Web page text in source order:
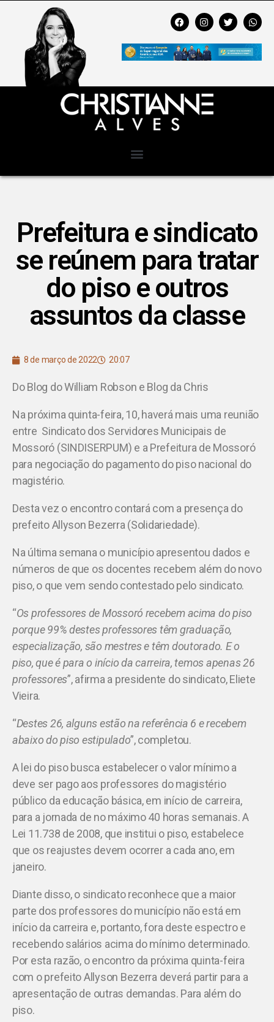
Prefeitura e sindicato
se reúnem para tratar
do piso e outros
assuntos da classe
8 de março de 2022 20:07
Do Blog do William Robson e Blog da Chris
Na próxima quinta-feira, 10, haverá mais uma reunião
entre Sindicato dos Servidores Municipais de
Mossoró (SINDISERPUM) e a Prefeitura de Mossoró
para negociação do pagamento do piso nacional do
magistério.
Desta vez o encontro contará com a presença do
prefeito Allyson Bezerra (Solidariedade).
Na última semana o município apresentou dados e
números de que os docentes recebem além do novo
piso, o que vem sendo contestado pelo sindicato.
“Os professores de Mossoró recebem acima do piso
porque 99% destes professores têm graduação,
especialização, são mestres e têm doutorado. E o
piso, que é para o início da carreira, temos apenas 26
professores”, afirma a presidente do sindicato, Eliete
Vieira.
“Destes 26, alguns estão na referência 6 e recebem
abaixo do piso estipulado”, completou.
A lei do piso busca estabelecer o valor mínimo a
deve ser pago aos professores do magistério
público da educação básica, em início de carreira,
para a jornada de no máximo 40 horas semanais. A
Lei 11.738 de 2008, que institui o piso, estabelece
que os reajustes devem ocorrer a cada ano, em
janeiro.
Diante disso, o sindicato reconhece que a maior
parte dos professores do município não está em
início da carreira e, portanto, fora deste espectro e
recebendo salários acima do mínimo determinado.
Por esta razão, o encontro da próxima quinta-feira
com o prefeito Allyson Bezerra deverá partir para a
apresentação de outras demandas. Para além do
piso.